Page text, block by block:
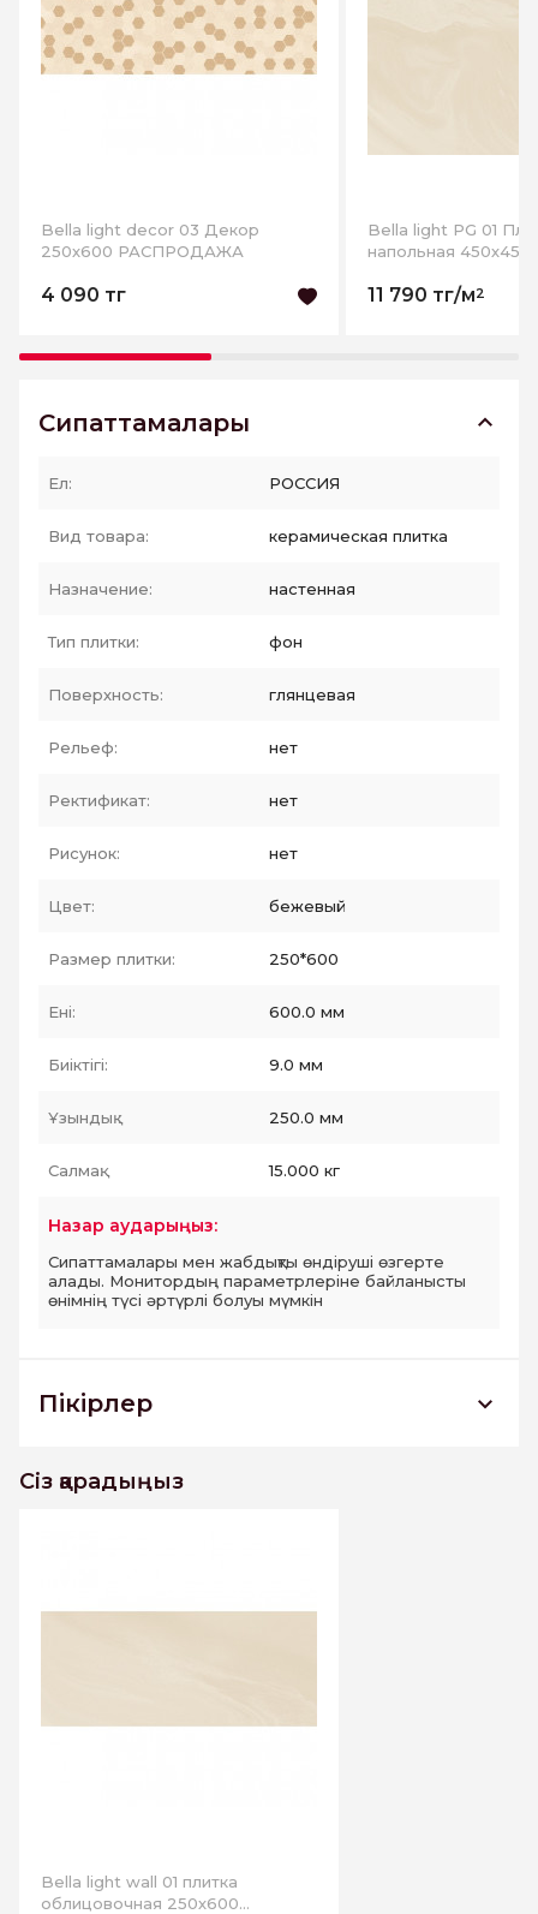
Bella light decor 03 Декор
250х600 РАСПРОДАЖА
4 090 тг
Bella light PG 01
напольная 450х450
11 790 тг/м2
Сипаттамалары
Ел: РОССИЯ
Вид товара: керамическая плитка
Назначение: настенная
Тип плитки: фон
Поверхность: глянцевая
Рельеф: нет
Ректификат: нет
Рисунок: нет
Цвет: бежевый
Размер плитки: 250*600
Ені: 600.0 мм
Биіктігі: 9.0 мм
Ұзындық : 250.0 мм
Салмақ: 15.000 кг
Назар аударыңыз:
Сипаттамалары мен жабдықты өндіруші өзгерте
алады. Монитордың параметрлеріне байланысты
өнімнің түсі әртүрлі болуы мүмкін
Пікірлер
250х600 РАСПРОДАЖА
Сіз қарадыңыз
Bella light wall 01 плитка
облицовочная 250х600